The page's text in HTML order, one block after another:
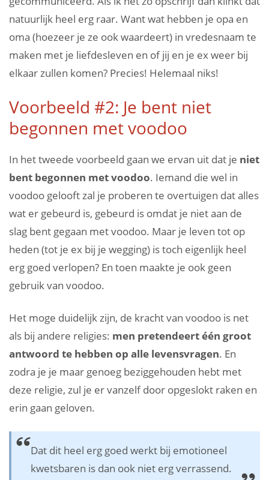
natuurlijk heel erg raar. Want wat hebben je opa en
oma (hoezeer je ze ook waardeert) in vredesnaam te
maken met je liefdesleven en of jij en je ex weer bij
elkaar zullen komen? Precies! Helemaal niks!
Voorbeeld #2: Je bent niet
begonnen met voodoo
In het tweede voorbeeld gaan we ervan uit dat je niet
bent begonnen met voodoo. Iemand die wel in
voodoo gelooft zal je proberen te overtuigen dat alles
wat er gebeurd is, gebeurd is omdat je niet aan de
slag bent gegaan met voodoo. Maar je leven tot op
heden (tot je ex bij je wegging) is toch eigenlijk heel
erg goed verlopen? En toen maakte je ook geen
gebruik van voodoo.
Het moge duidelijk zijn, de kracht van voodoo is net
als bij andere religies: men pretendeert één groot
antwoord te hebben op alle levensvragen. En
zodra je je maar genoeg beziggehouden hebt met
deze religie, zul je er vanzelf door opgeslokt raken en
erin gaan geloven.
Dat dit heel erg goed werkt bij emotioneel
kwetsbaren is dan ook niet erg verrassend.